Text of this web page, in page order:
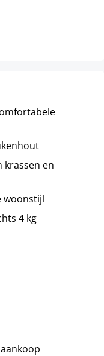
en
woonstijl
4 kg